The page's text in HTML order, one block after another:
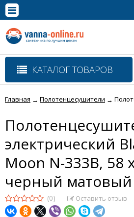
Полная версия сайта
КАТАЛОГ ТОВАРОВ
Главная → Полотенцесушители →
электрический
Moon N-333B, 58
черный матовый
(0) Оставить отзыв